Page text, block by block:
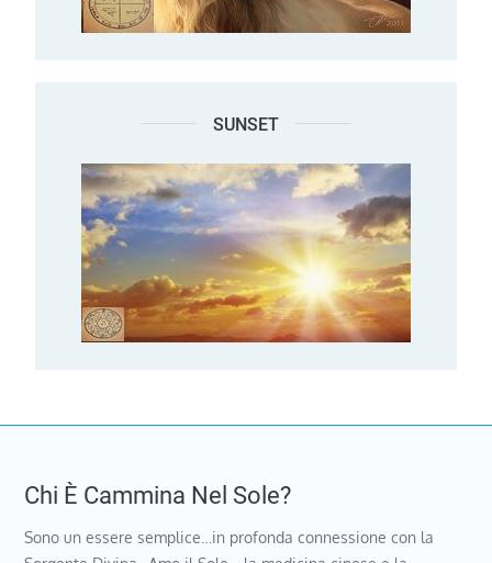
SUNSET
Chi È Cammina Nel Sole?
Sono un essere semplice…in profonda connessione con la